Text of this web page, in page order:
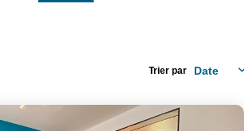
DE BIENS
Créer une alerte
Trier par